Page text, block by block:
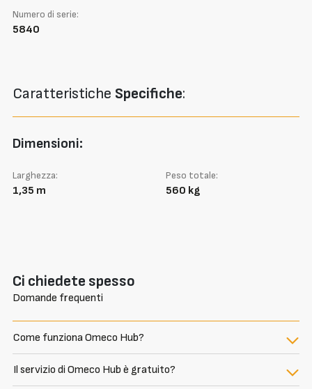
Numero di serie:
5840
Caratteristiche Specifiche:
Dimensioni:
Larghezza:
1,35 m
Peso totale:
560 kg
Ci chiedete spesso
Domande frequenti
Come funziona Omeco Hub?
Il servizio di Omeco Hub è gratuito?